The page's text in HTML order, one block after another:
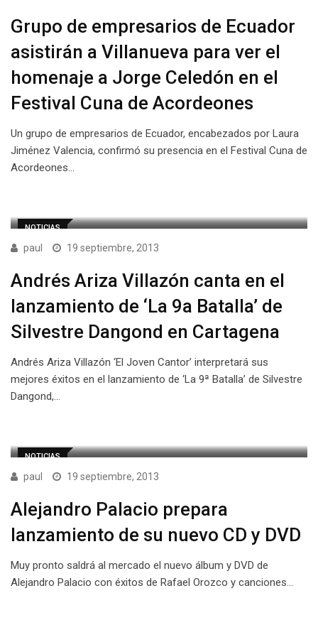
Grupo de empresarios de Ecuador
asistirán a Villanueva para ver el
homenaje a Jorge Celedón en el
Festival Cuna de Acordeones
Un grupo de empresarios de Ecuador, encabezados por Laura
Jiménez Valencia, confirmó su presencia en el Festival Cuna de
Acordeones…
NOTICIAS
paul 19 septiembre, 2013
Andrés Ariza Villazón canta en el
lanzamiento de ‘La 9a Batalla’ de
Silvestre Dangond en Cartagena
Andrés Ariza Villazón ‘El Joven Cantor’ interpretará sus
mejores éxitos en el lanzamiento de ‘La 9ª Batalla’ de Silvestre
Dangond,…
NOTICIAS
paul 19 septiembre, 2013
Alejandro Palacio prepara
lanzamiento de su nuevo CD y DVD
Muy pronto saldrá al mercado el nuevo álbum y DVD de
Alejandro Palacio con éxitos de Rafael Orozco y canciones…